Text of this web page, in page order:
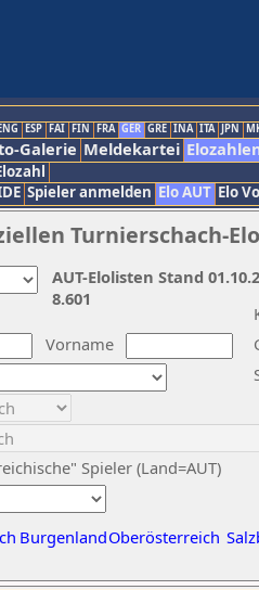
ESP FAI FIN FRA GER GRE INA ITA JPN
Galerie Meldekartei
Spieler anmelden Elo AUT Elo
Turnierschach-
Vorname
Spieler (Land=AUT)
BurgenlandOberösterreich
AUT-Elolisten Stand
8.601